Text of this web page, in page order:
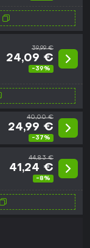
39,99 €
24,09 €
-39%
40,00 €
24,99 €
-37%
44,83 €
41,24 €
-8%